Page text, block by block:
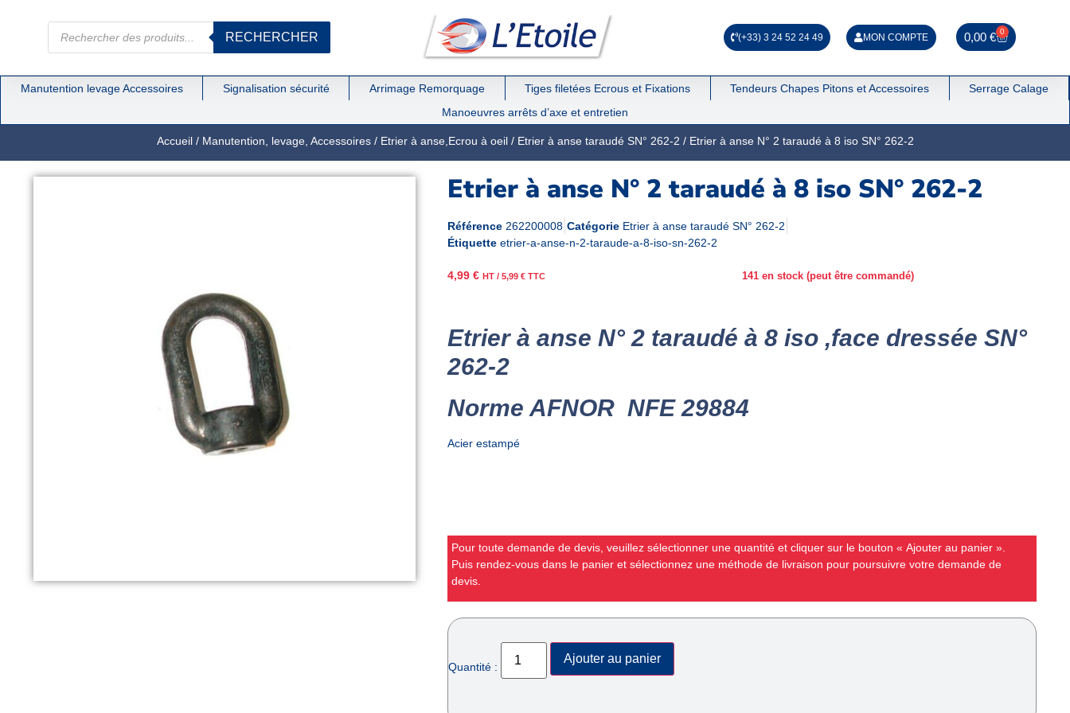
RECHERCHER (+33) 3 24 52 24 49 MON COMPTE 0,00€ 0
Manutention levage Accessoires Signalisation sécurité Arrimage Remorquage Tiges filetées Ecrous et Fixations Tendeurs Chapes Pitons et Accessoires
Serrage Calage
Manoeuvres arrêts d’axe et entretien
Accueil/ Manutention, levage, Accessoires/ Etrier à anse,Ecrou à oeil/ Etrier à anse taraudé SN° 262-2 / Etrier à anse N° 2 taraudé à 8 iso SN° 262-2
Etrier à anse N° 2 taraudé à 8 iso SN° 262-2
Référence 262200008 Catégorie Etrier à anse taraudé SN° 262-2
Étiquette etrier-a-anse-n-2-taraude-a-8-iso-sn-262-2
4,99 € HT / 5,99 € TTC 141 en stock (peut être commandé)
Etrier à anse N° 2 taraudé à 8 iso ,face dressée SN°
262-2
Norme AFNOR NFE 29884
Acier estampé
Pour toute demande de devis, veuillez sélectionner une quantité et cliquer sur le bouton « Ajouter au panier ».
Puis rendez-vous dans le panier et sélectionnez une méthode de livraison pour poursuivre votre demande de
devis.
Quantité :
Ajouter au panier